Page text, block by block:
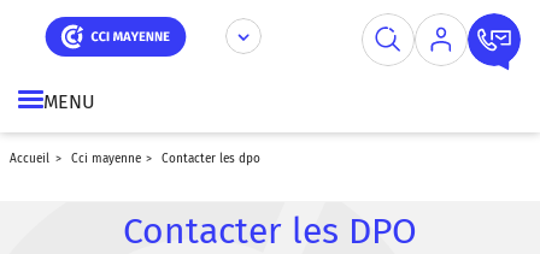
contenu
MENU
accueil cci mayenne contacter les dpo
Contacter les DPO
Panneau de gestion des cookies